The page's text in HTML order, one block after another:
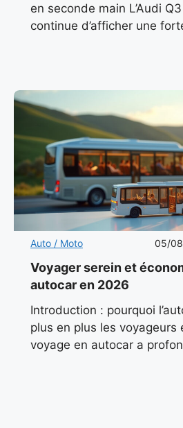
en seconde main L’Audi
continue d’afficher une
Auto / Moto 05/
Voyager serein et
autocar en 2026
Introduction : pourquoi
plus en plus les voyageurs
voyage en autocar a